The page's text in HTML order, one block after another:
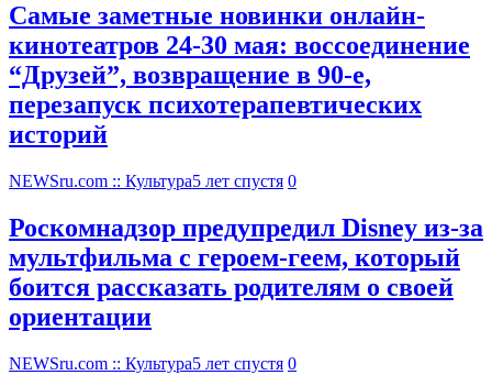
Самые заметные новинки онлайн-
кинотеатров 24-30 мая: воссоединение
“Друзей”, возвращение в 90-е,
перезапуск психотерапевтических
историй
NEWSru.com :: Культура5 лет спустя 0
Роскомнадзор предупредил Disney из-за
мультфильма c героем-геем, который
боится рассказать родителям о своей
ориентации
NEWSru.com :: Культура5 лет спустя 0